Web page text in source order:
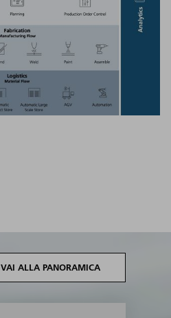
VAI ALLA PANORAMICA